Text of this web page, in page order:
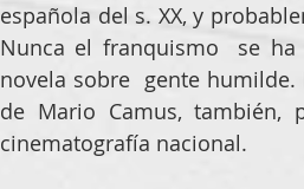
española del s. XX, y
Nunca el franquismo  se
novela sobre  gente
de Mario Camus,
cinematografía nacional.